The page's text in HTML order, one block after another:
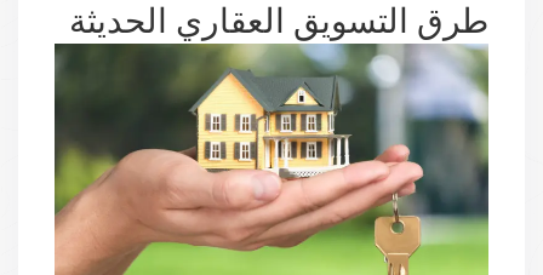
طرق التسويق العقاري الحديثة